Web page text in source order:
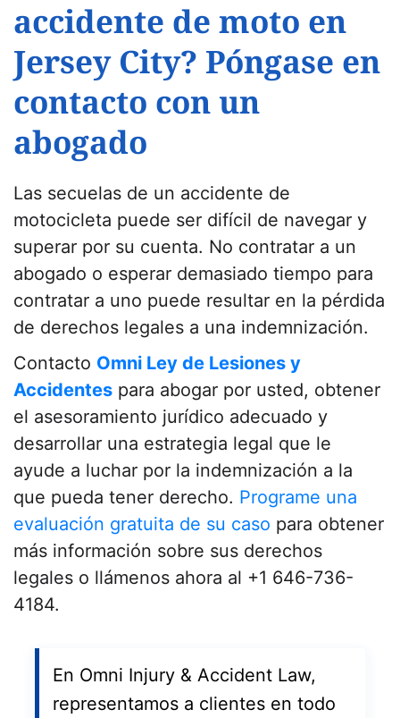
accidente de moto en
Jersey City? Póngase en
contacto con un
abogado
Las secuelas de un accidente de
motocicleta puede ser difícil de navegar y
superar por su cuenta. No contratar a un
abogado o esperar demasiado tiempo para
contratar a uno puede resultar en la pérdida
de derechos legales a una indemnización.
Contacto Omni Ley de Lesiones y
Accidentes para abogar por usted, obtener
el asesoramiento jurídico adecuado y
desarrollar una estrategia legal que le
ayude a luchar por la indemnización a la
que pueda tener derecho. Programe una
evaluación gratuita de su caso para obtener
más información sobre sus derechos
legales o llámenos ahora al +1 646-736-
4184.
En Omni Injury & Accident Law,
representamos a clientes en todo